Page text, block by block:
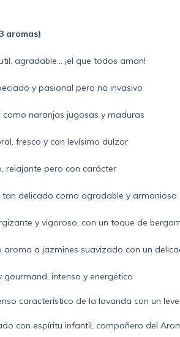
aromas)
agradable… ¡el que todos aman!
y pasional pero no invasivo
como naranjas jugosas y maduras
fresco y con levísimo dulzor
relajante pero con carácter
tan delicado como agradable y armonioso
y vigoroso, con un toque de
aroma a jazmines suavizado con un
gourmand, intenso y energético
característico de la lavanda con un
con espíritu infantil, compañero del